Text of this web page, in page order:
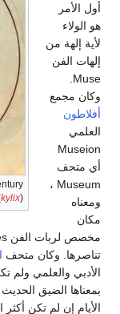
kylix)
أول الأمر
هو الولاء
لأية إلهة من
إلهات الفن
وكان مجمع
أفلاطون
العلمي
Museion
أي متحف
Museum ،
ومعناه
مكان
تناصرها. وكان متحف
الأدبي والعلمي ولم
بمعناها الضيق الحديث
الأيام إن لم تكن أكثر